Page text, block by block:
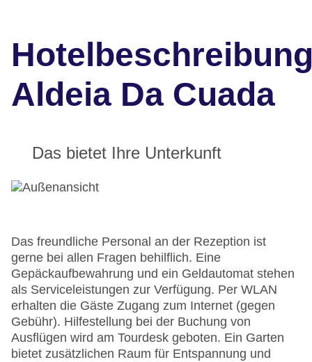
Aldeia Da Cuada
Das bietet Ihre Unterkunft
Das freundliche Personal an der Rezeption ist
gerne bei allen Fragen behilflich. Eine
Gepäckaufbewahrung und ein Geldautomat stehen
als Serviceleistungen zur Verfügung. Per WLAN
erhalten die Gäste Zugang zum Internet (gegen
Gebühr). Hilfestellung bei der Buchung von
Ausflügen wird am Tourdesk geboten. Ein Garten
bietet zusätzlichen Raum für Entspannung und